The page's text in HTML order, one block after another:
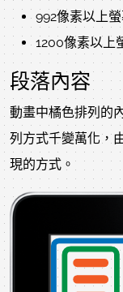
992像素以上
1200像素以上
段落內容
動畫中橘色排列的
列方式千變萬化，
現的方式。